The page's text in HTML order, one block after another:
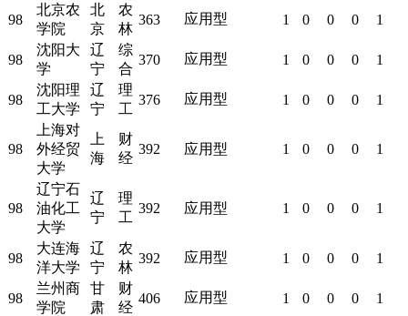
98
北京农
学院
北
京
农
林
363 应用型 1 0 0 0 1
98
沈阳大
学
辽
宁
综
合
370 应用型 1 0 0 0 1
98
沈阳理
工大学
辽
宁
理
工
376 应用型 1 0 0 0 1
98
上海对
外经贸
大学
上
海
财
经
392 应用型 1 0 0 0 1
98
辽宁石
油化工
大学
辽
宁
理
工
392 应用型 1 0 0 0 1
98
大连海
洋大学
辽
宁
农
林
392 应用型 1 0 0 0 1
98
兰州商
学院
甘
肃
财
经
406 应用型 1 0 0 0 1